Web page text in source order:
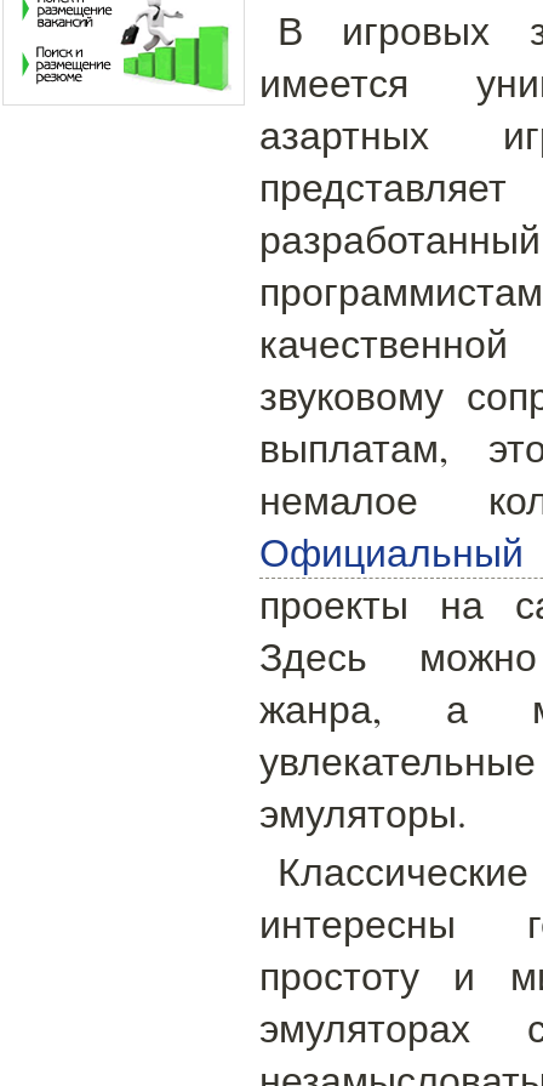
В игровых
имеется
азартных
звуковому
выплатам,
немалое
Официальный
проекты на
Здесь
жанра, а
эмуляторы.
интересны
простоту и